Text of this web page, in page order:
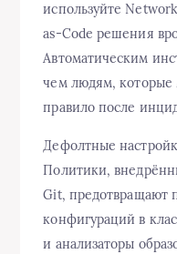
используйте
as-Code решения
Автоматическим
чем людям, которые
правило после
Дефолтные
Политики,
Git, предотвращают
конфигураций в
и анализаторы